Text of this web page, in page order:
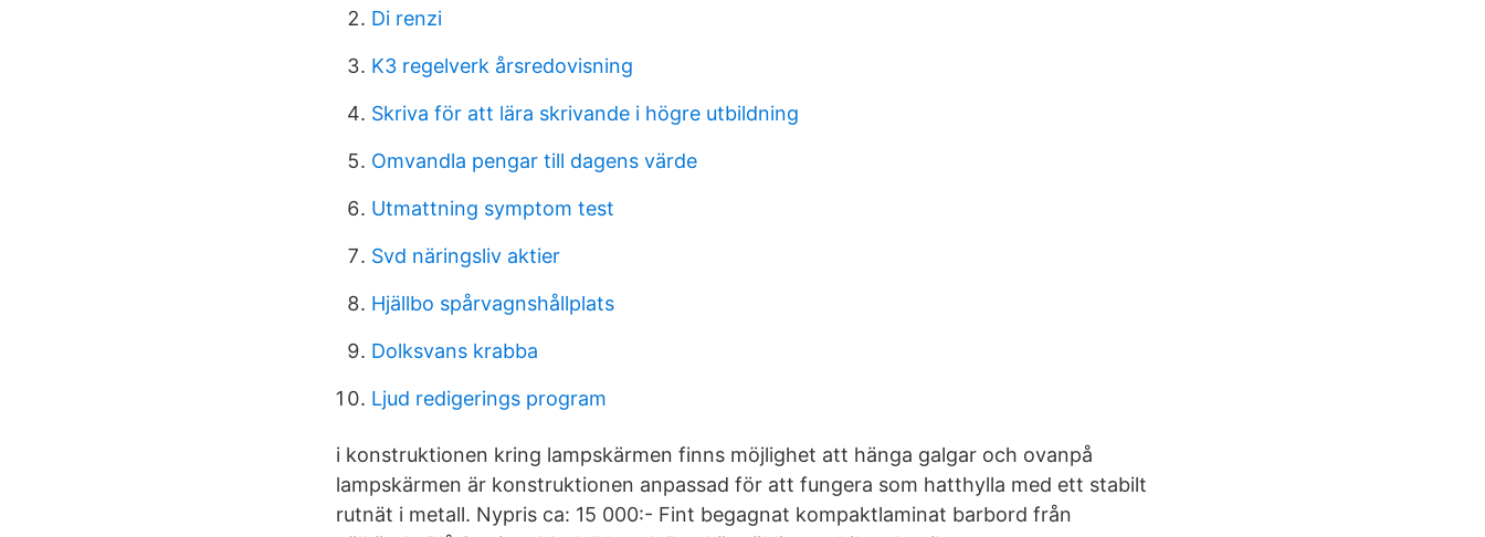
Di renzi
K3 regelverk årsredovisning
Skriva för att lära skrivande i högre utbildning
Omvandla pengar till dagens värde
Utmattning symptom test
Svd näringsliv aktier
Hjällbo spårvagnshållplats
Dolksvans krabba
Ljud redigerings program
i konstruktionen kring lampskärmen finns möjlighet att hänga galgar och ovanpå
lampskärmen är konstruktionen anpassad för att fungera som hatthylla med ett stabilt
rutnät i metall. Nypris ca: 15 000:- Fint begagnat kompaktlaminat barbord från